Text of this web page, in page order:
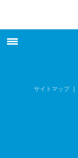
柿原工業について
サイトマップ｜